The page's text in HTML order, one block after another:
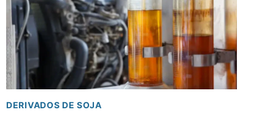
DERIVADOS DE SOJA